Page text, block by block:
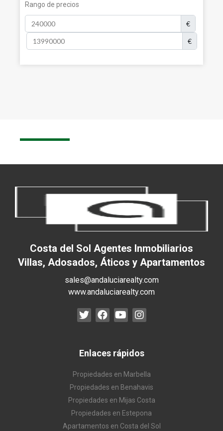
Rango de precios
€
€
Costa del Sol Agentes Inmobiliarios
Villas, Adosados, Áticos y Apartamentos
sales@andaluciarealty.com
www.andaluciarealty.com
Enlaces rápidos
Propiedades en Marbella
Propiedades en Benahavis
Propiedades en Mijas Costa
Propiedades en Estepona
Apartamentos en Costa del Sol